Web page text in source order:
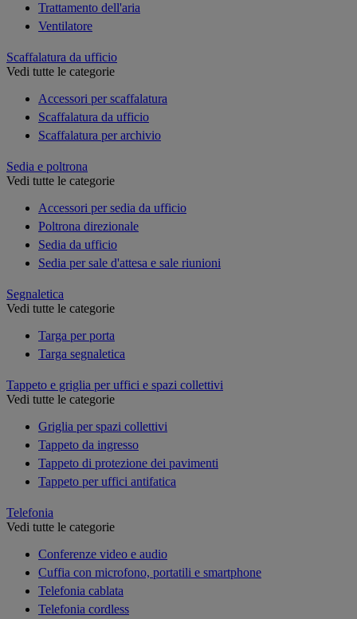
Trattamento dell'aria
Ventilatore
Scaffalatura da ufficio
Vedi tutte le categorie
Accessori per scaffalatura
Scaffalatura da ufficio
Scaffalatura per archivio
Sedia e poltrona
Vedi tutte le categorie
Accessori per sedia da ufficio
Poltrona direzionale
Sedia da ufficio
Sedia per sale d'attesa e sale riunioni
Segnaletica
Vedi tutte le categorie
Targa per porta
Targa segnaletica
Tappeto e griglia per uffici e spazi collettivi
Vedi tutte le categorie
Griglia per spazi collettivi
Tappeto da ingresso
Tappeto di protezione dei pavimenti
Tappeto per uffici antifatica
Telefonia
Vedi tutte le categorie
Conferenze video e audio
Cuffia con microfono, portatili e smartphone
Telefonia cablata
Telefonia cordless